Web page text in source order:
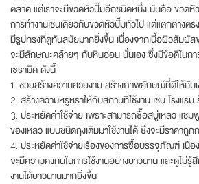
ตลาด แต่เราจะมีขวดหัวปั๊มอีกชนิดหนึ่ง นั่นคือ ขวดหั
การทำงานเช่นเดียวกับขวดหัวปั๊มทั่วไป แต่แตกต่างตร
มีรูปทรงที่ดูทันสมัยมากยิ่งขึ้น เนื่องจากเนื้อผิวสัมผัส
จะมีลักษณะคล้ายๆ กับหินอ่อน นั่นเอง ซึ่งมีข้อดีในกา
เซรามิค ดังนี้
1. ช่วยสร้างความสวยงาม สร้างภาพลักษณ์ที่ดีให้กั
2. สร้างความหรูหราให้กับสถานที่ใช้งาน เช่น โรงแรม
3. ประหยัดค่าใช้จ่าย เพราะสามารถซื้อสบู่เหลว แช
ของเหลว แบบชนิดถุงเติมมาใช้งานได้ ซึ่งจะมีราคาถูก
4. ประหยัดค่าใช้จ่ายเรื่องของการซื้อบรรจุภัณฑ์ เนื่อ
จะมีความคงทนในการใช้งานอย่างยาวนาน และดูไม่รู้สึ
งานได้ยาวนานมากยิ่งขึ้น